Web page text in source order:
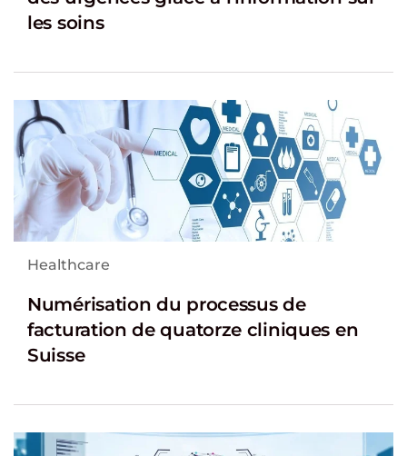
les soins
Healthcare
Numérisation du processus de
facturation de quatorze cliniques en
Suisse